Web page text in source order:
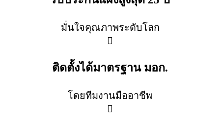
มั่นใจคุณภาพระดับโลก
ติดตั้งได้มาตรฐาน มอก.
โดยทีมงานมืออาชีพ